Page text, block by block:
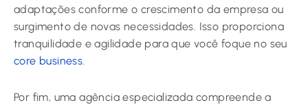
adaptações conforme o crescimento da empresa ou
surgimento de novas necessidades. Isso proporciona
tranquilidade e agilidade para que você foque no seu
core business.
Por fim, uma agência especializada compreende a